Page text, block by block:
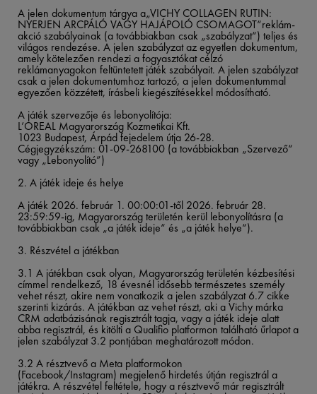
A jelen dokumentum tárgya a„VICHY COLLAGEN RUTIN:
NYERJEN ARCPÁLÓ VAGY HAJÁPOLÓ CSOMAGOT“reklám-
akció szabályainak (a továbbiakban csak „szabályzat“) teljes és
világos rendezése. A jelen szabályzat az egyetlen dokumentum,
amely kötelezően rendezi a fogyasztókat célzó
reklámanyagokon feltüntetett játék szabályait. A jelen szabályzat
csak a jelen dokumentumhoz tartozó, a jelen dokumentummal
egyezően közzétett, írásbeli kiegészítésekkel módosítható.
A játék szervezője és lebonyolítója:
L’OREAL Magyarország Kozmetikai Kft.
1023 Budapest, Árpád fejedelem útja 26-28.
Cégjegyzékszám: 01-09-268100 (a továbbiakban „Szervező“
vagy „Lebonyolító”)
2. A játék ideje és helye
A játék 2026. február 1. 00:00:01-től 2026. február 28.
23:59:59-ig, Magyarország területén kerül lebonyolításra (a
továbbiakban csak „a játék ideje“ és „a játék helye“).
3. Részvétel a játékban
3.1 A játékban csak olyan, Magyarország területén kézbesítési
címmel rendelkező, 18 évesnél idősebb természetes személy
vehet részt, akire nem vonatkozik a jelen szabályzat 6.7 cikke
szerinti kizárás. A játékban az vehet részt, aki a Vichy márka
CRM adatbázisának regisztrált tagja, vagy a játék ideje alatt
abba regisztrál, és kitölti a Qualifio platformon található űrlapot a
jelen szabályzat 3.2 pontjában meghatározott módon.​
3.2 A résztvevő a Meta platformokon
(Facebook/Instagram) megjelenő hirdetés útján regisztrál a
játékra. A részvétel feltétele, hogy a résztvevő már regisztrált